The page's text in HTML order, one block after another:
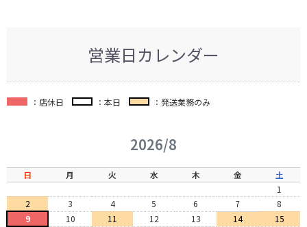
営業日カレンダー
：店休日 ：本日 ：発送業務のみ
2026/8
日 月 火 水 木 金
土
1
2
3 4 5 6 7
8
9
10 11 12 13 14
15